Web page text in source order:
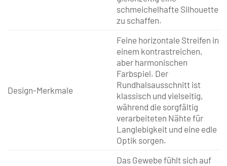
schmeichelhafte Silhouette
zu schaffen.
Design-Merkmale
Feine horizontale Streifen in
einem kontrastreichen,
aber harmonischen
Farbspiel. Der
Rundhalsausschnitt ist
klassisch und vielseitig,
während die sorgfältig
verarbeiteten Nähte für
Langlebigkeit und eine edle
Optik sorgen.
Das Gewebe fühlt sich auf